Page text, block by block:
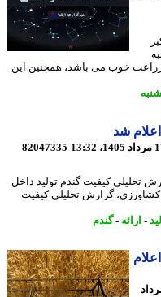
خوب می باشد، همچنین این
شد
82047335
کیفیت گندم تولید داخل
گزارش تحلیلی کیفیت
ارائه - گندم